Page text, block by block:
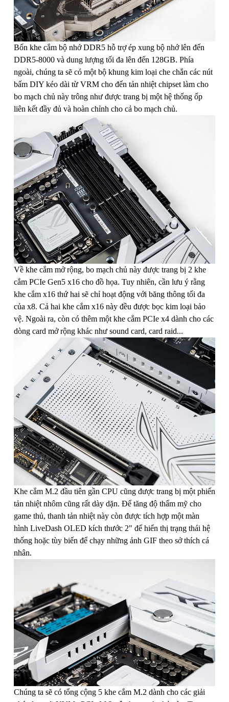
Bốn khe cắm bộ nhớ DDR5 hỗ trợ ép xung bộ nhớ lên đến
DDR5-8000 và dung lượng tối đa lên đến 128GB. Phía
ngoài, chúng ta sẽ có một bộ khung kim loại che chắn các nút
bấm DIY kéo dài từ VRM cho đến tản nhiệt chipset làm cho
bo mạch chủ này trông như được trang bị một hệ thống ốp
liên kết đầy đủ và hoàn chỉnh cho cả bo mạch chủ.
Về khe cắm mở rộng, bo mạch chủ này được trang bị 2 khe
cắm PCIe Gen5 x16 cho đồ họa. Tuy nhiên, cần lưu ý rằng
khe cắm x16 thứ hai sẽ chỉ hoạt động với băng thông tối đa
của x8. Cả hai khe cắm x16 này đều được bọc kim loại bảo
vệ. Ngoài ra, còn có thêm một khe cắm PCIe x4 dành cho các
dòng card mở rộng khác như sound card, card raid...
Khe cắm M.2 đầu tiên gần CPU cũng được trang bị một phiến
tản nhiệt nhôm cũng rất dày dặn. Để tăng độ thẩm mỹ cho
game thủ, thanh tản nhiệt này còn được tích hợp một màn
hình LiveDash OLED kích thước 2" để hiển thị trạng thái hệ
thống hoặc tùy biến để chạy những ảnh GIF theo sở thích cá
nhân.
Chúng ta sẽ có tổng cộng 5 khe cắm M.2 dành cho các giải